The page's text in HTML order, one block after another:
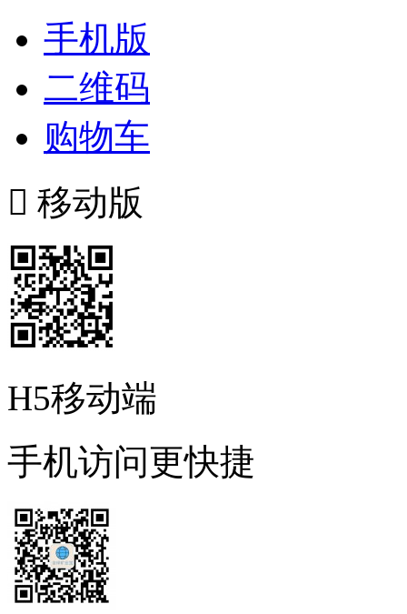
手机版
二维码
购物车
 移动版
H5移动端
手机访问更快捷